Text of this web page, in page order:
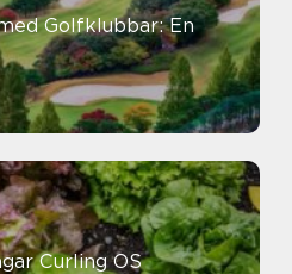
Golfklubbar: En
Curling OS